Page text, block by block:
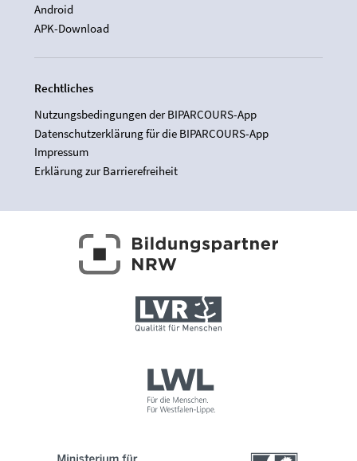
Android
APK-Download
Rechtliches
Nutzungsbedingungen der BIPARCOURS-App
Datenschutzerklärung für die BIPARCOURS-App
Impressum
Erklärung zur Barrierefreiheit